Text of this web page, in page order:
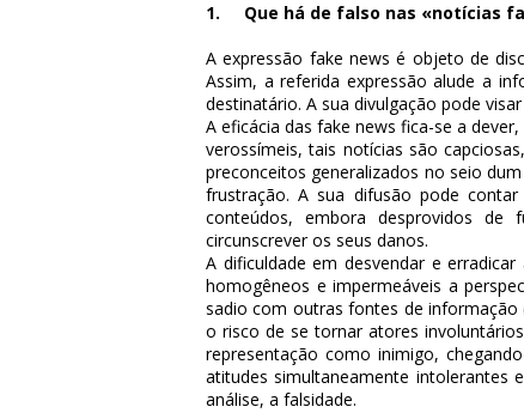
1. Que há de falso nas «notícias
A expressão fake news é objeto de
Assim, a referida expressão alude a
destinatário. A sua divulgação pode
A eficácia dasfake news fica-se a
verossímeis, tais notícias são
preconceitos generalizados no seio
frustração. A sua difusão pode
conteúdos, embora desprovidos de
circunscrever os seus danos.
A dificuldade em desvendar e erradicar
homogêneos e impermeáveis a
sadio com outras fontes de
o risco de se tornar atores
representação como inimigo,
atitudes simultaneamente intolerantes
análise, a falsidade.